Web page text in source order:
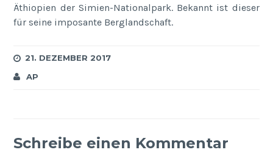
Äthiopien der Simien-Nationalpark. Bekannt ist dieser
für seine imposante Berglandschaft.
21. DEZEMBER 2017
AP
Schreibe einen Kommentar